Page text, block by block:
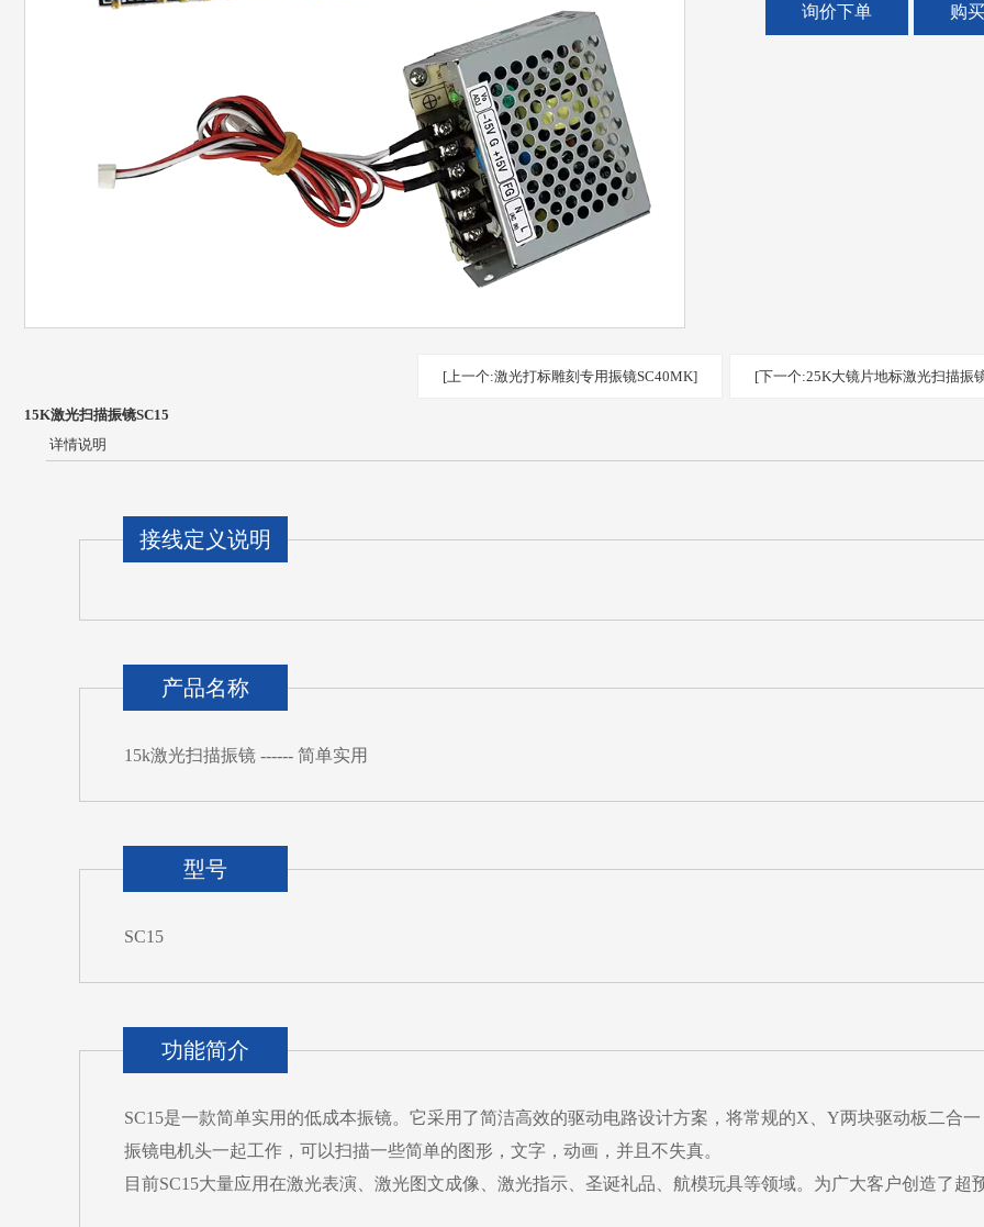
[上一个:激光打标雕刻专用振镜SC40MK] [下一个:25K大镜片地标激光扫描振
15K激光扫描振镜SC15
详情说明
接线定义说明
产品名称
15k激光扫描振镜 ------ 简单实用
型号
SC15
功能简介
SC15是一款简单实用的低成本振镜。它采用了简洁高效的驱动电路设计方案，将常规的X、Y两块驱动板二合
振镜电机头一起工作，可以扫描一些简单的图形，文字，动画，并且不失真。
目前SC15大量应用在激光表演、激光图文成像、激光指示、圣诞礼品、航模玩具等领域。为广大客户创造了超